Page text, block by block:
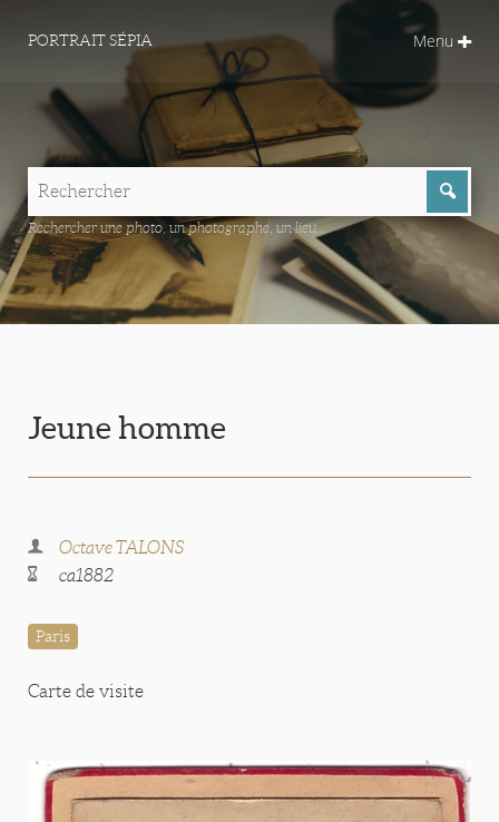
PORTRAIT SÉPIA Menu
Rechercher une photo, un photographe, un lieu...
Jeune homme
Octave TALONS
ca1882
Paris
Carte de visite